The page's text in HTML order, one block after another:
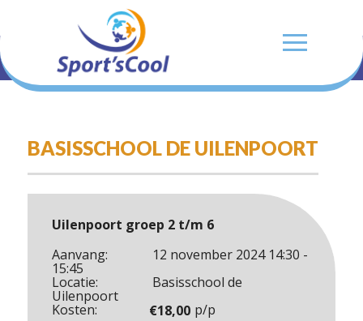
BASISSCHOOL DE UILENPOORT
Uilenpoort groep 2 t/m 6
Aanvang:
12 november 2024 14:30 -
15:45
Locatie: Basisschool de
Uilenpoort
Kosten: €18,00 p/p